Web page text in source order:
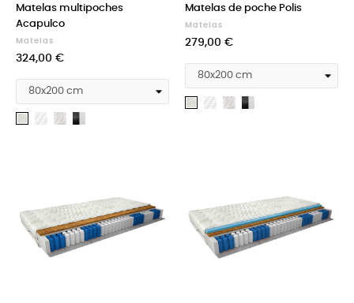
Matelas multipoches
Acapulco
Matelas
Prix
324,00 €
Aloevera
Medicott
Silk Cashmere
Matelas de poche Polis
Matelas
Prix
279,00 €
Aloevera
Medicott
Silk Cashmere